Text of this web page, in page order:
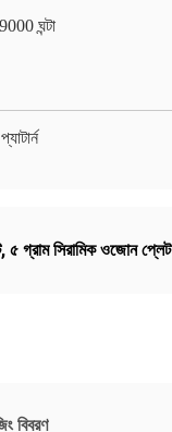
ঘন্টা
, ৫ গ্রাম সিরামিক ওজোন প্লেট
বিবরণ